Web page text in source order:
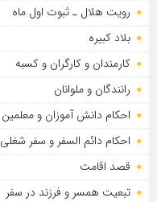
رویت هلال ـ ثبوت اول ماه
بلاد کبیره
کارمندان و کارگران و کسبه
رانندگان و ملوانان
احکام دانش آموزان و معلمین
احکام دائم السفر و سفر شغلی
قصد اقامت
تبعیت همسر و فرزند در سفر